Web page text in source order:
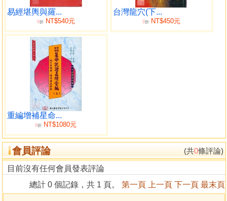
風水與設計者的對話
給自己多一個選擇
設計的異想世界
然居緣起、緣砌然居
雅築創作的起、承、轉、合
量身打造專屬的幸福圓舞曲
易經堪輿與羅...
9折NT$540元
台灣龍穴(下...
9折 NT$450元
重編增補星命...
9折 NT$1080元
會員評論 (共0條評論)
目前沒有任何會員發表評論
總計 0 個記錄，共 1 頁。 第一頁 上一頁 下一頁 最末頁